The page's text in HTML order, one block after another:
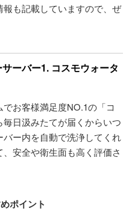
も記載していますので、ぜ
ーバー1. コスモウォータ
お客様満足度NO.1の「コ
日汲みたてが届くからいつ
ー内を自動で洗浄してくれ
安全や衛生面も高く評価さ
ポイント